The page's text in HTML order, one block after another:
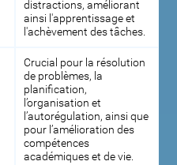
distractions, améliorant
ainsi l'apprentissage et
l'achèvement des tâches.
Crucial pour la résolution
de problèmes, la
planification,
l’organisation et
l’autorégulation, ainsi que
pour l’amélioration des
compétences
académiques et de vie.